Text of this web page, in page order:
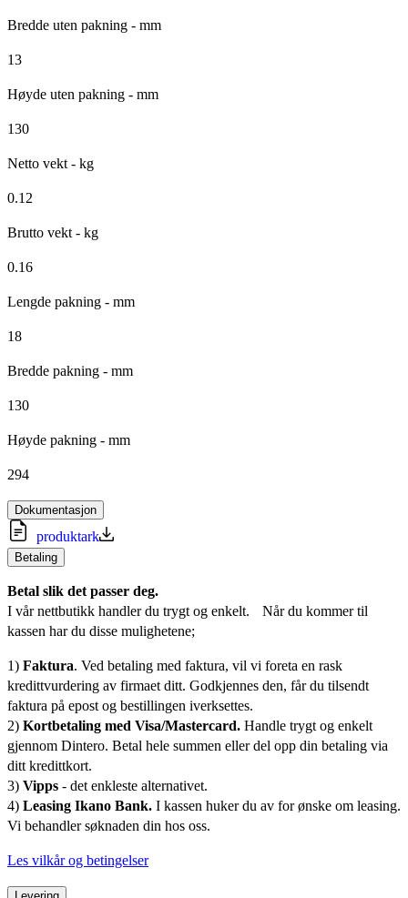
Bredde uten pakning - mm
13
Høyde uten pakning - mm
130
Netto vekt - kg
0.12
Brutto vekt - kg
0.16
Lengde pakning - mm
18
Bredde pakning - mm
130
Høyde pakning - mm
294
Dokumentasjon
produktark
Betaling
Betal slik det passer deg.
I vår nettbutikk handler du trygt og enkelt. Når du kommer til
kassen har du disse mulighetene;
1) Faktura. Ved betaling med faktura, vil vi foreta en rask
kredittvurdering av firmaet ditt. Godkjennes den, får du tilsendt
faktura på epost og bestillingen iverksettes.
2) Kortbetaling med Visa/Mastercard. Handle trygt og enkelt
gjennom Dintero. Betal hele summen eller del opp din betaling via
ditt kredittkort.
3) Vipps - det enkleste alternativet.
4) Leasing Ikano Bank. I kassen huker du av for ønske om leasing.
Vi behandler søknaden din hos oss.
Les vilkår og betingelser